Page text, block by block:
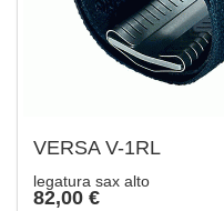
VERSA V-1RL
legatura sax alto
82,00 €